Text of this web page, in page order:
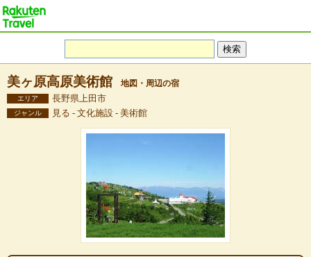
美ヶ原高原美術館 地図・周辺の宿
エリア 長野県上田市
ジャンル 見る - 文化施設 - 美術館